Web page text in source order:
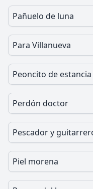
Pañuelo de luna
Para Villanueva
Peoncito de estancia
Perdón doctor
Pescador y
Piel morena